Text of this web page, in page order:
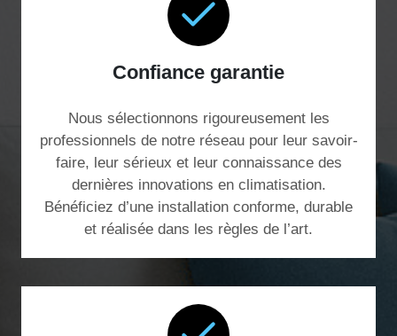
Confiance garantie
Nous sélectionnons rigoureusement les
professionnels de notre réseau pour leur savoir-
faire, leur sérieux et leur connaissance des
dernières innovations en climatisation.
Bénéficiez d’une installation conforme, durable
et réalisée dans les règles de l’art.